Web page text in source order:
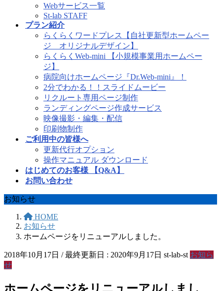
Webサービス一覧
St-lab STAFF
プラン紹介
らくらくワードプレス【自社更新型ホームペー
ジ オリジナルデザイン】
らくらくWeb-mini 【小規模事業用ホームペー
ジ】
病院向けホームページ『Dr.Web-mini』！
2分でわかる！！スライドムービー
リクルート専用ページ制作
ランディングページ作成サービス
映像撮影・編集・配信
印刷物制作
ご利用中の皆様へ
更新代行オプション
操作マニュアル ダウンロード
はじめてのお客様 【Q&A】
お問い合わせ
お知らせ
HOME
お知らせ
ホームページをリニューアルしました。
2018年10月17日 / 最終更新日 : 2020年9月17日 st-lab-st お知ら
せ